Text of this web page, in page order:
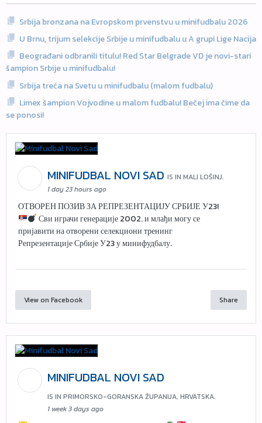
Srbija bronzana na Evropskom prvenstvu u minifudbalu 2026
U Brnu, trijum selekcije Srbije u minifudbalu u A grupi Lige Nacija
Beograđani odbranili titulu! Red Star Belgrade VD je novi-stari
šampion Srbije u minifudbalu!
Srbija treća na Svetu u minifudbalu (malom fudbalu)
Limex šampion Vojvodine u malom fudbalu! Bečej ima čime da
se ponosi!
MINIFUDBAL NOVI SAD IS IN MALI LOŠINJ.
1 day 23 hours ago
ОТВОРЕН ПОЗИВ ЗА РЕПРЕЗЕНТАЦИЈУ СРБИЈЕ У23!
Сви играчи генерације 2002. и млађи могу се
пријавити на отворени селекциони тренинг
Репрезентације Србије У23 у минифудбалу.
View on Facebook Share
MINIFUDBAL NOVI SAD
IS IN PRIMORSKO-GORANSKA ŽUPANIJA, HRVATSKA.
1 week 3 days ago